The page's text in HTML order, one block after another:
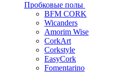
Пробковые полы
BFM CORK
Wicanders
Amorim Wise
CorkArt
Corkstyle
EasyCork
Fomentarino